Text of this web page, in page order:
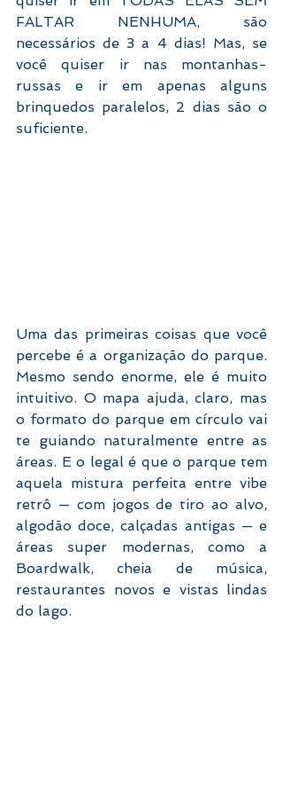
FALTAR NENHUMA, são
necessários de 3 a 4 dias! Mas, se
você quiser ir nas montanhas-
russas e ir em apenas alguns
brinquedos paralelos, 2 dias são o
suficiente.
Uma das primeiras coisas que você
percebe é a organização do parque.
Mesmo sendo enorme, ele é muito
intuitivo. O mapa ajuda, claro, mas
o formato do parque em círculo vai
te guiando naturalmente entre as
áreas. E o legal é que o parque tem
aquela mistura perfeita entre vibe
retrô — com jogos de tiro ao alvo,
algodão doce, calçadas antigas — e
áreas super modernas, como a
Boardwalk, cheia de música,
restaurantes novos e vistas lindas
do lago.